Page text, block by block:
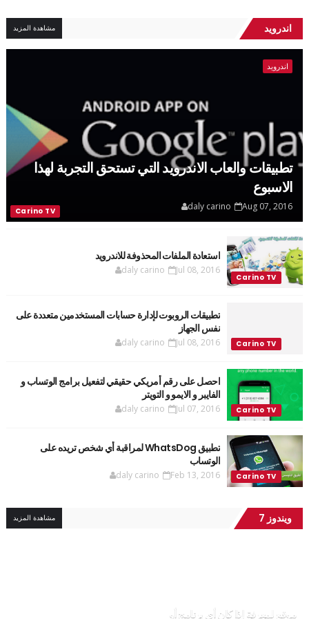
اندرويد مشاهدة المزيد
اندرويد
تطبيقات والعاب الاندرويد التي تستحق التجربة لهذا
الاسبوع
daly carino Aug 07, 2016
استعادة الملفات المحذوفة للاندرويد
daly carino Jul 08, 2016
تطبيقات الروبوت لإدارة حسابات المستخدمين متعددة على
نفس الجهاز
daly carino Jul 08, 2016
احصل على رقم أمريكي حقيقي لتفعيل برامج الوتساب و
الفايبر و الايمو و التويتر
daly carino Jul 07, 2016
تطبيق WhatsDog لمراقبة أي شخص تريده على
الوتساب
daly carino Feb 13, 2016
ويندوز 7 مشاهدة المزيد
موقع لمعرفة إذا كان أي برنامج أو